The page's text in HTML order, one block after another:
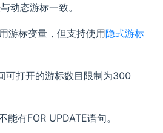
动态游标一致。
游标变量，但支持使用隐式游标
可打开的游标数目限制为300
能有FOR UPDATE语句。